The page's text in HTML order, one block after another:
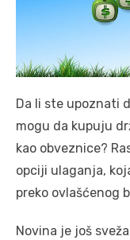
Da li ste upoznati
mogu da kupuju
kao obveznice?
opciji ulaganja,
preko ovlašćenog
Novina je još